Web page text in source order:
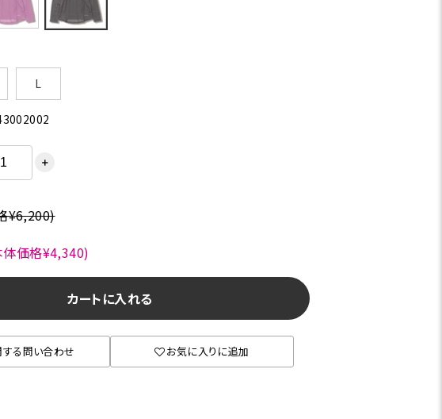
L
＋
¥6,200)
体価格¥4,340)
カートに入れる
る問い合わせ お気に入りに追加